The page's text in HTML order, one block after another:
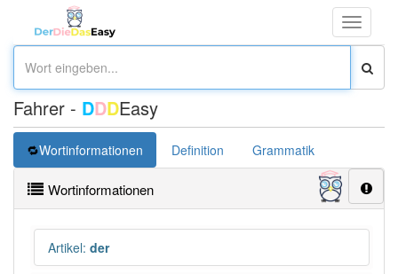
Toggle
Fahrer - DDDEasy
Wortinformationen Definition Grammatik
Wortinformationen
Artikel: der